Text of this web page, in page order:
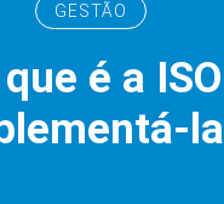
GESTÃO
é a